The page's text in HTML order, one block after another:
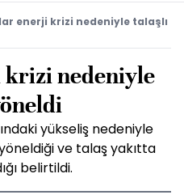
enerji krizi nedeniyle talaşlı
krizi nedeniyle
yükseliş nedeniyle
ve talaş yakıtta
belirtildi.